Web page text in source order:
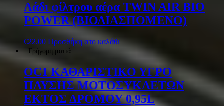
Λάδι φίλτρου αέρα TWIN AIR BIO
POWER (ΒΙΟΔΙΑΣΠΟΜΕΝΟ)
€22.00 Προσθήκη στο καλάθι
Γρήγορη ματιά
OC1 ΚΑΘΑΡΙΣΤΙΚΟ ΥΓΡΟ
ΠΛΥΣΗΣ ΜΟΤΟΣΥΚΛΕΤΩΝ
ΕΚΤΟΣ ΔΡΟΜΟΥ 0,95L